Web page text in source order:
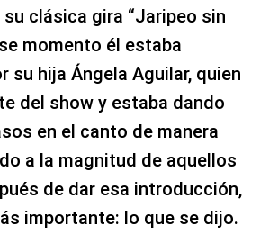
clásica gira “Jaripeo sin
momento él estaba
su hija Ángela Aguilar, quien
del show y estaba dando
en el canto de manera
a la magnitud de aquellos
de dar esa introducción,
importante: lo que se dijo.